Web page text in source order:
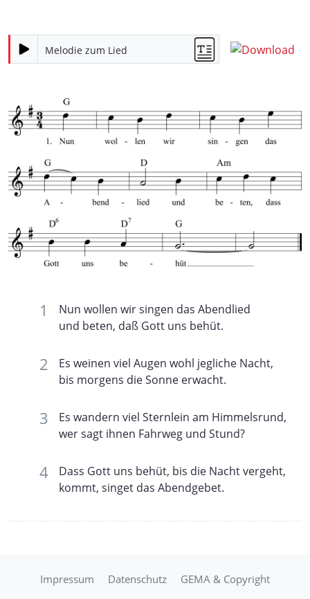
Melodie zum Lied
Nun wollen wir singen das Abendlied
und beten, daß Gott uns behüt.
Es weinen viel Augen wohl jegliche Nacht,
bis morgens die Sonne erwacht.
Es wandern viel Sternlein am Himmelsrund,
wer sagt ihnen Fahrweg und Stund?
Dass Gott uns behüt, bis die Nacht vergeht,
kommt, singet das Abendgebet.
Impressum Datenschutz
GEMA & Copyright